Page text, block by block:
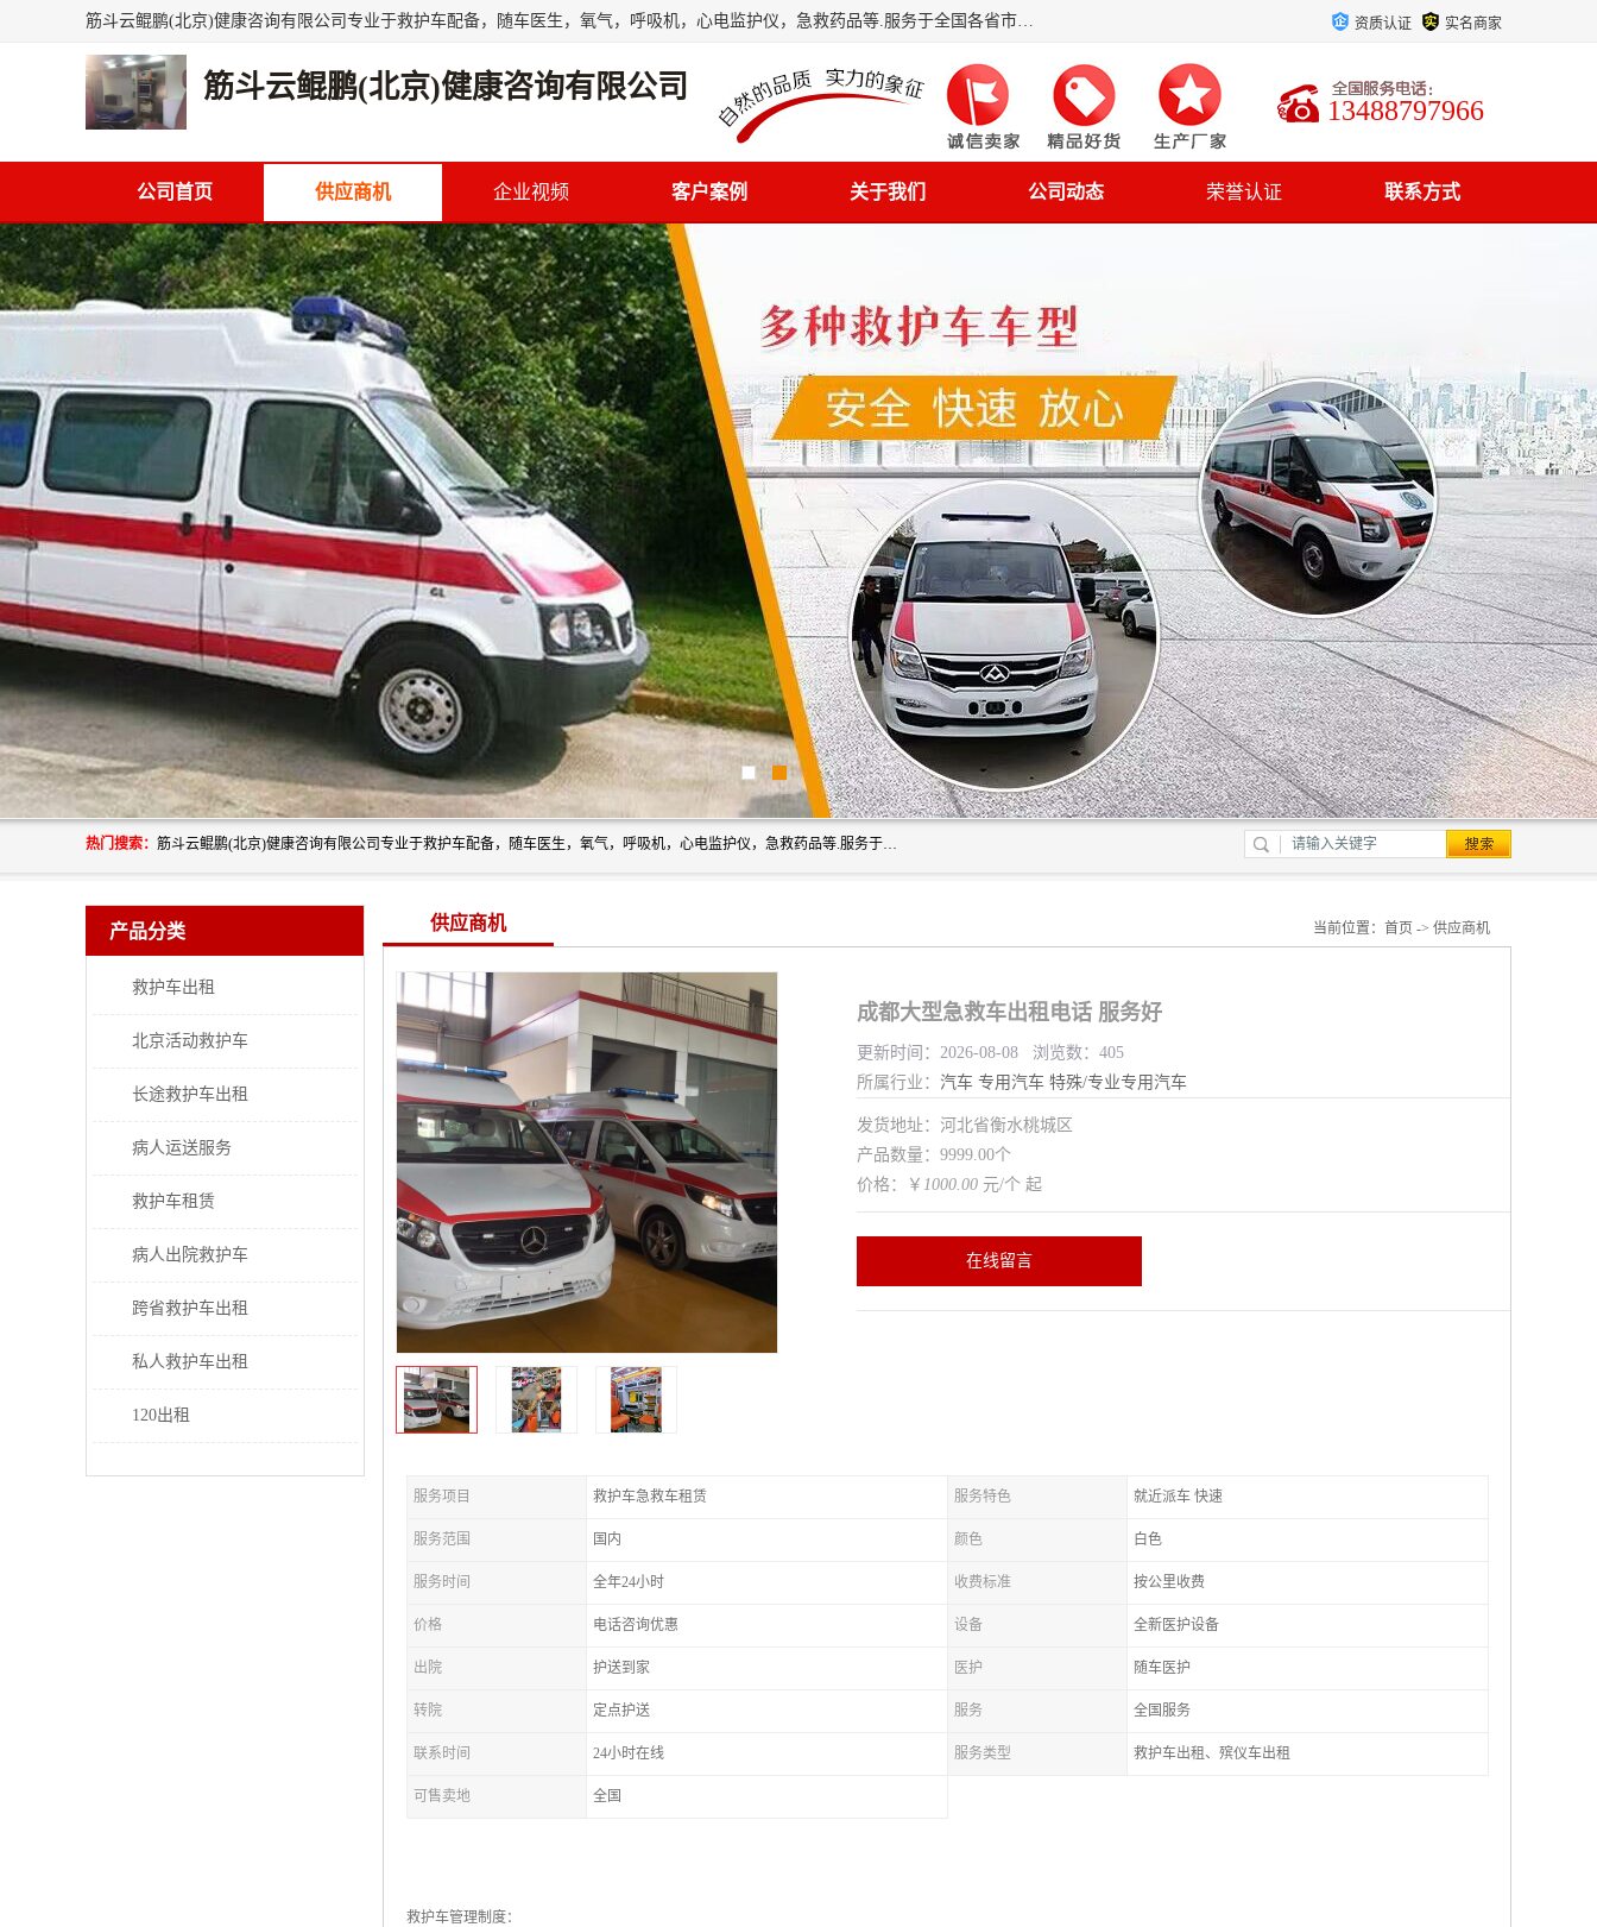
筋斗云鲲鹏(北京)健康咨询有限公司专业于救护车配备，随车医生，氧气，呼吸机，心电监护仪，急救药品等.服务于全国各省市之间伤病员和病愈者及家属的往返接送，及其他需要救护车特需服务的各项业务；承接各种会议、比赛、影视拍摄等所需的救护车服务；承接跨各省市救护*、救护车送病人到机场和火车站等各个指定区域。 资质认证 实名商家
筋斗云鲲鹏(北京)健康咨询有限公司
13488797966
公司首页 供应商机 企业视频 客户案例 关于我们 公司动态 荣誉认证 联系方式
热门搜索： 筋斗云鲲鹏(北京)健康咨询有限公司专业于救护车配备，随车医生，氧气，呼吸机，心电监护仪，急救药品等.服务于全国各省市之间伤病员和病愈者及家属的往返接送，及其他需要救护车特需服务的各项业务；承接各种会议、比赛、影视拍摄等所需的救护车服务；承接跨各省市救护*、救护车送病人到机场和火车站等各个指定区域。
产品分类
救护车出租
北京活动救护车
长途救护车出租
病人运送服务
救护车租赁
病人出院救护车
跨省救护车出租
私人救护车出租
120出租
供应商机 当前位置： 首页 -> 供应商机
成都大型急救车出租电话 服务好
更新时间：2026-08-08 浏览数：405
所属行业： 汽车 专用汽车 特殊/专业专用汽车
发货地址：河北省衡水桃城区
产品数量：9999.00个
价格：￥ 1000.00 元/个 起
在线留言
服务项目 救护车急救车租赁 服务特色 就近派车 快速
服务范围 国内 颜色 白色
服务时间 全年24小时 收费标准 按公里收费
价格 电话咨询优惠 设备 全新医护设备
出院 护送到家 医护 随车医护
转院 定点护送 服务 全国服务
联系时间 24小时在线 服务类型 救护车出租、殡仪车出租
可售卖地 全国
救护车管理制度：